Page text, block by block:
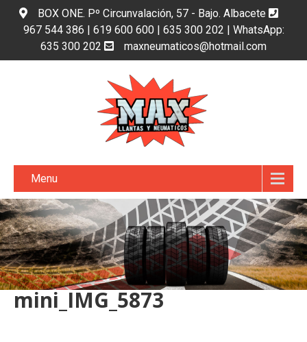
BOX ONE. Pº Circunvalación, 57 - Bajo. Albacete
967 544 386 | 619 600 600 | 635 300 202 | WhatsApp:
635 300 202
maxneumaticos@hotmail.com
Menu
mini_IMG_5873